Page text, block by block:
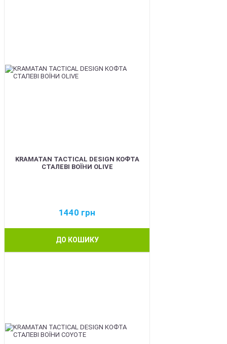
KRAMATAN TACTICAL DESIGN КОФТА
СТАЛЕВІ ВОЇНИ OLIVE
1440 грн
ДО КОШИКУ